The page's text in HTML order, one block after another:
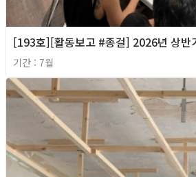
[193호][활동보고 #종걸] 2026년 상반
기간 : 7월